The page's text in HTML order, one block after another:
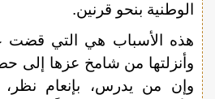
الوطنية بنحو قرنين.
هذه الأسباب هي التي قضت
وأنزلتها من شامخ عزها إلى
وإن من يدرس، بإنعام